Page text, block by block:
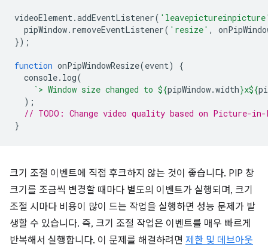
videoElement.addEventListener(
pipWindow. removeEventListener( 'resize' ,
});
function onPipWindowResize(event)
{
console. log(
`> Window size changed to ${pipWindow.width}x${
);
// TODO: Change video quality based on Picture-
}
크기 조절 이벤트에 직접 후크하지 않는 것이 좋습니다. PIP 창
크기를 조금씩 변경할 때마다 별도의 이벤트가 실행되며, 크기
조절 시마다 비용이 많이 드는 작업을 실행하면 성능 문제가 발
생할 수 있습니다. 즉, 크기 조절 작업은 이벤트를 매우 빠르게
반복해서 실행합니다. 이 문제를 해결하려면 제한 및 데브아웃